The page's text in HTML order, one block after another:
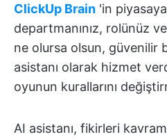
ClickUp Brain 'in
departmanınız, rolünüz
ne olursa olsun, güvenilir
asistanı olarak hizmet
oyunun kurallarını
AI asistanı, fikirleri